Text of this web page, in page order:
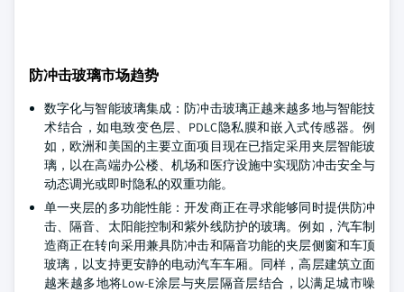
防冲击玻璃市场趋势
数字化与智能玻璃集成：防冲击玻璃正越来越多地与智能技
术结合，如电致变色层、PDLC隐私膜和嵌入式传感器。例
如，欧洲和美国的主要立面项目现在已指定采用夹层智能玻
璃，以在高端办公楼、机场和医疗设施中实现防冲击安全与
动态调光或即时隐私的双重功能。
单一夹层的多功能性能：开发商正在寻求能够同时提供防冲
击、隔音、太阳能控制和紫外线防护的玻璃。例如，汽车制
造商正在转向采用兼具防冲击和隔音功能的夹层侧窗和车顶
玻璃，以支持更安静的电动汽车车厢。同样，高层建筑立面
越来越多地将Low-E涂层与夹层隔音层结合，以满足城市噪